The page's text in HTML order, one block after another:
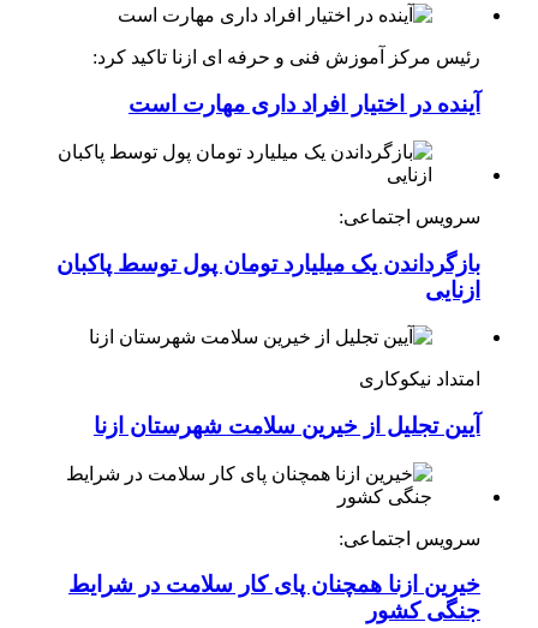
رئیس مرکز آموزش فنی و حرفه ای ازنا تاکید کرد:
آینده در اختیار افراد داری مهارت است
سرویس اجتماعی:
بازگرداندن یک میلیارد تومان پول توسط پاکبان
ازنایی
امتداد نیکوکاری
آیین تجلیل از خیرین سلامت شهرستان ازنا
سرویس اجتماعی:
خیرین ازنا همچنان پای کار سلامت در شرایط
جنگی کشور